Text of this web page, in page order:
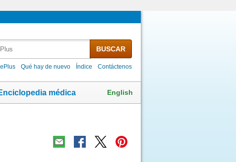
BUSCAR
Qué hay de nuevo Índice Contáctenos
médica English